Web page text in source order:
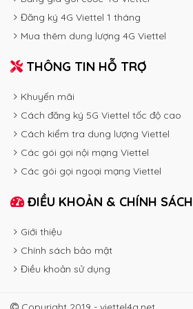
Đăng ký 4G Viettel 1 tháng
Mua thêm dung lượng 4G Viettel
THÔNG TIN HỖ TRỢ
Khuyến mãi
Cách đăng ký 5G Viettel tốc độ cao
Cách kiểm tra dung lượng Viettel
Các gói gọi nội mạng Viettel
Các gói gọi ngoại mạng Viettel
ĐIỀU KHOẢN & CHÍNH SÁCH
Giới thiệu
Chính sách bảo mật
Điều khoản sử dụng